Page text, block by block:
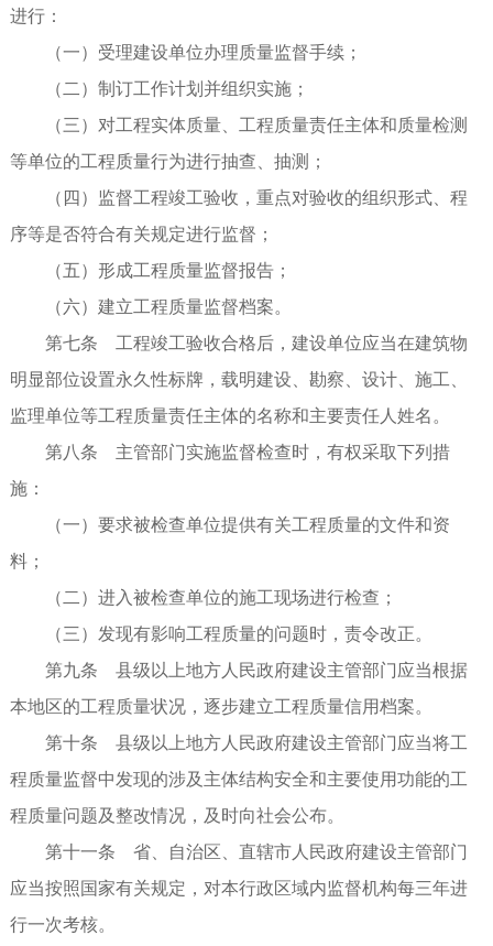
进行：
（一）受理建设单位办理质量监督手续；
（二）制订工作计划并组织实施；
（三）对工程实体质量、工程质量责任主体和质量检测
等单位的工程质量行为进行抽查、抽测；
（四）监督工程竣工验收，重点对验收的组织形式、程
序等是否符合有关规定进行监督；
（五）形成工程质量监督报告；
（六）建立工程质量监督档案。
第七条 工程竣工验收合格后，建设单位应当在建筑物
明显部位设置永久性标牌，载明建设、勘察、设计、施工、
监理单位等工程质量责任主体的名称和主要责任人姓名。
第八条 主管部门实施监督检查时，有权采取下列措
施：
（一）要求被检查单位提供有关工程质量的文件和资
料；
（二）进入被检查单位的施工现场进行检查；
（三）发现有影响工程质量的问题时，责令改正。
第九条 县级以上地方人民政府建设主管部门应当根据
本地区的工程质量状况，逐步建立工程质量信用档案。
第十条 县级以上地方人民政府建设主管部门应当将工
程质量监督中发现的涉及主体结构安全和主要使用功能的工
程质量问题及整改情况，及时向社会公布。
第十一条 省、自治区、直辖市人民政府建设主管部门
应当按照国家有关规定，对本行政区域内监督机构每三年进
行一次考核。